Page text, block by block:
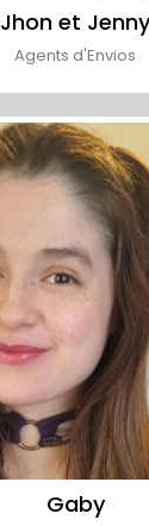
Jhon et Jenny
Agents d'Envios
Gaby